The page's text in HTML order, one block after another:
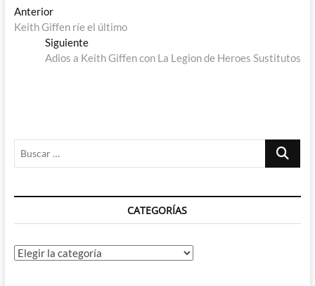
Navegación
de
entradas
AnteriorEntrada
anterior:
Keith Giffen ríe el último
SiguienteEntrada
siguiente:
Adios a Keith Giffen con La Legion de Heroes Sustitutos
Buscar
CATEGORÍAS
Categorías